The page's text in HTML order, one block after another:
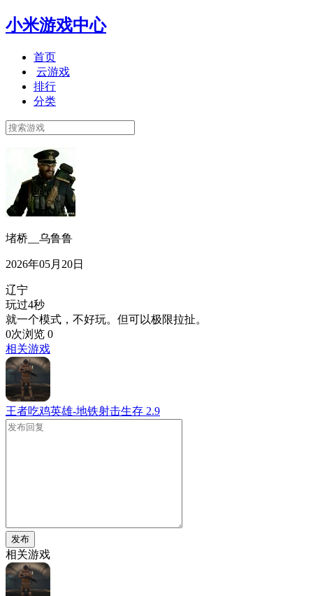
小米游戏中心
首页
云游戏
排行
分类
堵桥__乌鲁鲁
2026年05月20日
辽宁
玩过4秒
就一个模式，不好玩。但可以极限拉扯。
0次浏览 0
相关游戏
王者吃鸡英雄-地铁射击生存 2.9
发布
相关游戏